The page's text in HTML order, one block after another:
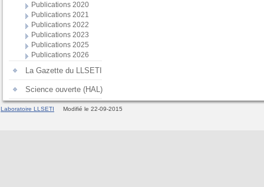
Publications 2020
Publications 2021
Publications 2022
Publications 2023
Publications 2025
Publications 2026
La Gazette du LLSETI
Science ouverte (HAL)
Laboratoire LLSETI Modifié le 22-09-2015